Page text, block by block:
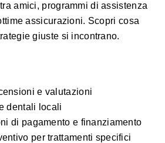
amici, programmi di assistenza
assicurazioni. Scopri cosa
giuste si incontrano.
e valutazioni
dentali locali
di pagamento e finanziamento
per trattamenti specifici